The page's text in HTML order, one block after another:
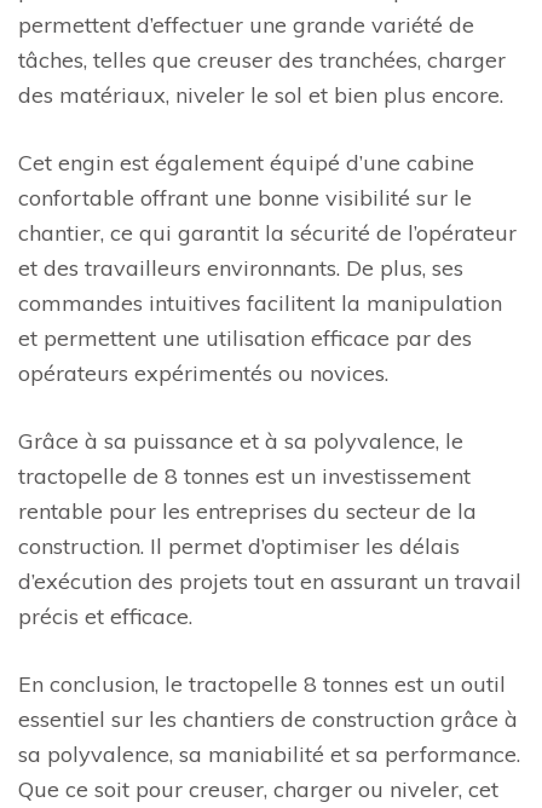
permettent d’effectuer une grande variété de
tâches, telles que creuser des tranchées, charger
des matériaux, niveler le sol et bien plus encore.
Cet engin est également équipé d’une cabine
confortable offrant une bonne visibilité sur le
chantier, ce qui garantit la sécurité de l’opérateur
et des travailleurs environnants. De plus, ses
commandes intuitives facilitent la manipulation
et permettent une utilisation efficace par des
opérateurs expérimentés ou novices.
Grâce à sa puissance et à sa polyvalence, le
tractopelle de 8 tonnes est un investissement
rentable pour les entreprises du secteur de la
construction. Il permet d’optimiser les délais
d’exécution des projets tout en assurant un travail
précis et efficace.
En conclusion, le tractopelle 8 tonnes est un outil
essentiel sur les chantiers de construction grâce à
sa polyvalence, sa maniabilité et sa performance.
Que ce soit pour creuser, charger ou niveler, cet